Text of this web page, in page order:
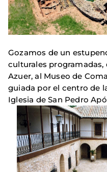
Gozamos de un
culturales
Azuer, al Museo de
guiada por el centro de
Iglesia de San Pedro